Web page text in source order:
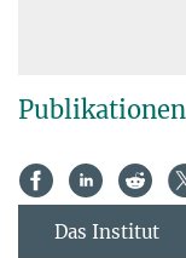
Publikationen
Das Institut